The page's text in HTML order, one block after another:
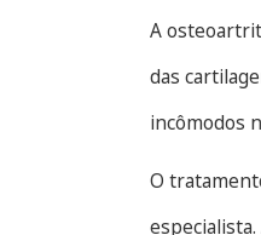
A
das
incômodos
O